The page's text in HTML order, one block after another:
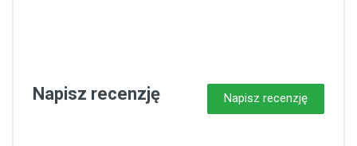
Napisz recenzję Napisz recenzję